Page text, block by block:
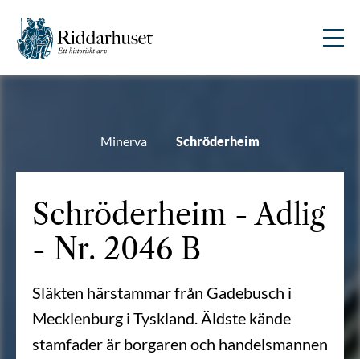
Minerva Schröderheim
Schröderheim - Adlig
- Nr. 2046 B
Släkten härstammar från Gadebusch i
Mecklenburg i Tyskland. Äldste kände
stamfader är borgaren och handelsmannen